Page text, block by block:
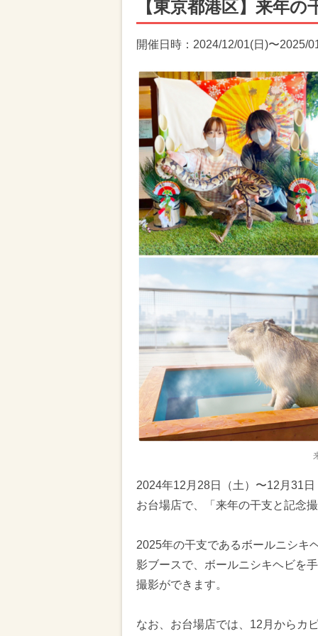
【東京都港区】来年
開催日時：2024/12/01(日)〜2025/
2024年12月28日（土）〜12月31
お台場店で、「来年の干支と記念
2025年の干支であるボールニシ
影ブースで、ボールニシキヘビを
撮影ができます。
なお、お台場店では、12月からカ